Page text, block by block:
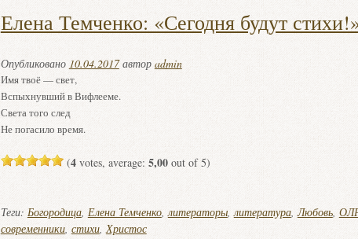
Елена Темченко: «Сегодня будут
Опубликовано 10.04.2017автор admin
Имя твоё — свет,
Вспыхнувший в Вифлееме.
Света того след
Не погасило время.
(4votes, average: 5,00out of 5)
Теги: Богородица, Елена Темченко,литераторы,литература,Любовь,
современники, стихи,Христос